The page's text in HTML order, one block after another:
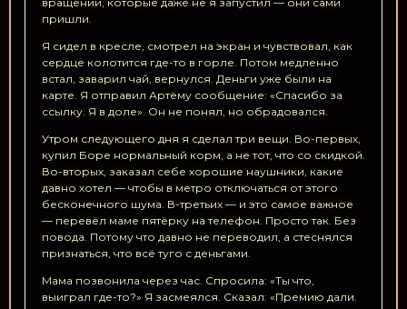
пришли.
Я сидел в кресле, смотрел на экран и чувствовал, как
сердце колотится где-то в горле. Потом медленно
встал, заварил чай, вернулся. Деньги уже были на
карте. Я отправил Артёму сообщение: «Спасибо за
ссылку. Я в доле». Он не понял, но обрадовался.
Утром следующего дня я сделал три вещи. Во-первых,
купил Боре нормальный корм, а не тот, что со скидкой.
Во-вторых, заказал себе хорошие наушники, какие
давно хотел — чтобы в метро отключаться от этого
бесконечного шума. В-третьих — и это самое важное
— перевёл маме пятёрку на телефон. Просто так. Без
повода. Потому что давно не переводил, а стеснялся
признаться, что всё туго с деньгами.
Мама позвонила через час. Спросила: «Ты что,
выиграл где-то?» Я засмеялся. Сказал: «Премию дали.